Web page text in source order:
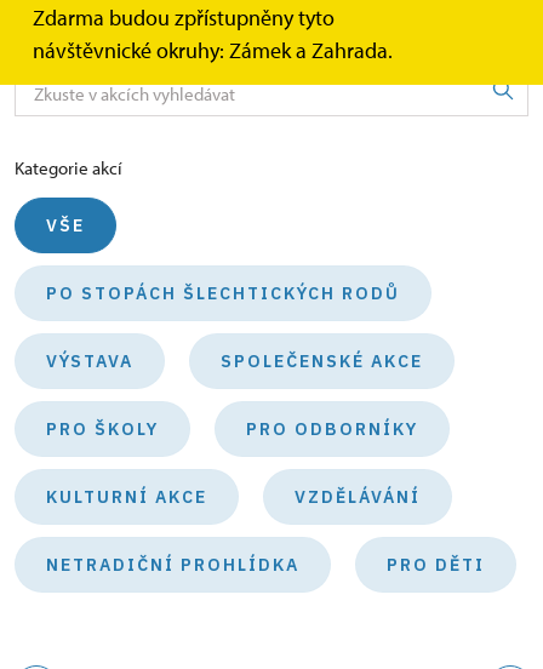
Zdarma budou zpřístupněny tyto
návštěvnické okruhy: Zámek a Zahrada.
Vyhledávejte v akcích
Kategorie akcí
VŠE
PO STOPÁCH ŠLECHTICKÝCH RODŮ
VÝSTAVA SPOLEČENSKÉ AKCE
PRO ŠKOLY PRO ODBORNÍKY
KULTURNÍ AKCE VZDĚLÁVÁNÍ
NETRADIČNÍ PROHLÍDKA PRO DĚTI